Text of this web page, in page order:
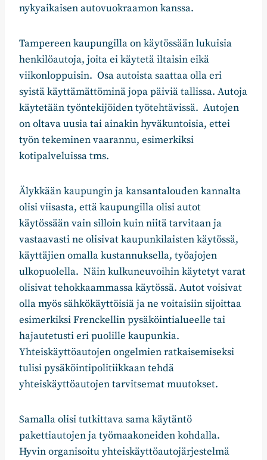
nykyaikaisen autovuokraamon kanssa.
Tampereen kaupungilla on käytössään lukuisia
henkilöautoja, joita ei käytetä iltaisin eikä
viikonloppuisin. Osa autoista saattaa olla eri
syistä käyttämättöminä jopa päiviä tallissa. Autoja
käytetään työntekijöiden työtehtävissä. Autojen
on oltava uusia tai ainakin hyväkuntoisia, ettei
työn tekeminen vaarannu, esimerkiksi
kotipalveluissa tms.
Älykkään kaupungin ja kansantalouden kannalta
olisi viisasta, että kaupungilla olisi autot
käytössään vain silloin kuin niitä tarvitaan ja
vastaavasti ne olisivat kaupunkilaisten käytössä,
käyttäjien omalla kustannuksella, työajojen
ulkopuolella. Näin kulkuneuvoihin käytetyt varat
olisivat tehokkaammassa käytössä. Autot voisivat
olla myös sähkökäyttöisiä ja ne voitaisiin sijoittaa
esimerkiksi Frenckellin pysäköintialueelle tai
hajautetusti eri puolille kaupunkia.
Yhteiskäyttöautojen ongelmien ratkaisemiseksi
tulisi pysäköintipolitiikkaan tehdä
yhteiskäyttöautojen tarvitsemat muutokset.
Samalla olisi tutkittava sama käytäntö
pakettiautojen ja työmaakoneiden kohdalla.
Hyvin organisoitu yhteiskäyttöautojärjestelmä